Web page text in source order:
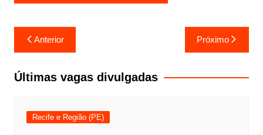
Navegação
de
Post
Anterior Próximo
Últimas vagas divulgadas
Recife e Região (PE)